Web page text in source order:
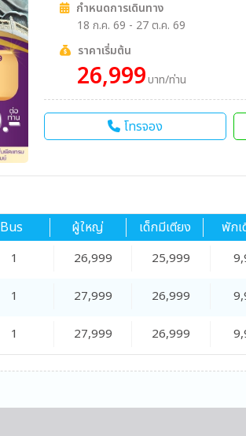
กำหนดการเดินทาง
18 ก.ค. 69 - 27 ต.ค. 69
ราคาเริ่มต้น
26,999บาท/ท่าน
โทรจอง
Bus ผู้ใหญ่ เด็กมีเตียง พักเ
1 26,999 25,999
1 27,999 26,999
1 27,999 26,999